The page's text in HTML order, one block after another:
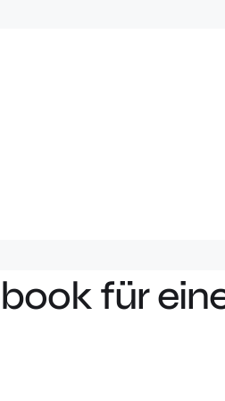
für